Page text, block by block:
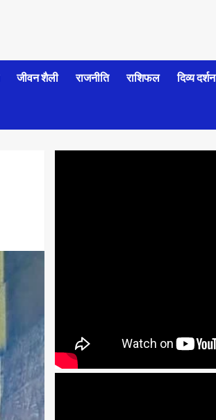
जीवन शैली राजनीति राशिफल दिव्य दर्शन